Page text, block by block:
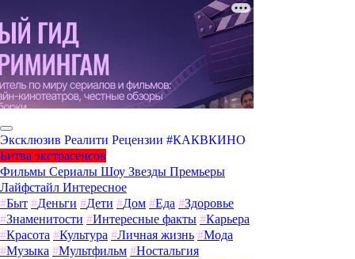
Эксклюзив Реалити Рецензии #КАКВКИНО
Битва экстрасенсов
Фильмы Сериалы Шоу Звезды Премьеры
Лайфстайл Интересное
#Быт #Деньги #Дети #Дом #Еда #Здоровье
#Знаменитости #Интересные факты #Карьера
#Красота #Культура #Личная жизнь #Мода
#Музыка #Мультфильм #Ностальгия